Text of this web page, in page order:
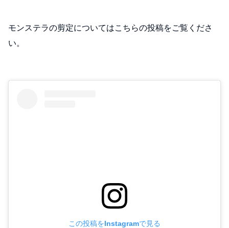
モンステラの剪定についてはこちらの投稿をご覧くださ
い。
この投稿をInstagramで見る